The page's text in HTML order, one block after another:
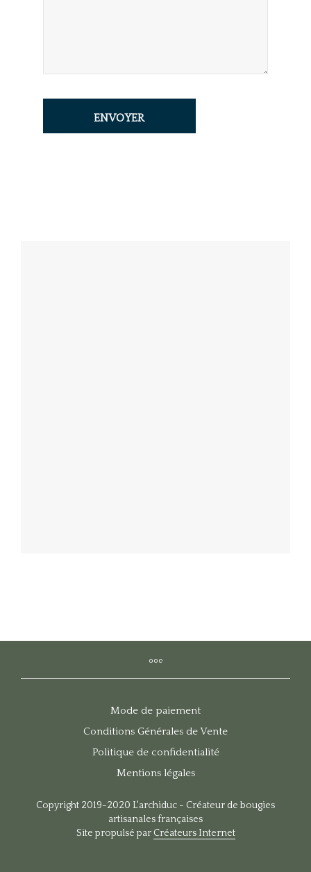
Mode de paiement
Conditions Générales de Vente
Politique de confidentialité
Mentions légales
Copyright 2019-2020 L'archiduc - Créateur de bougies
artisanales françaises
Site propulsé par Créateurs Internet